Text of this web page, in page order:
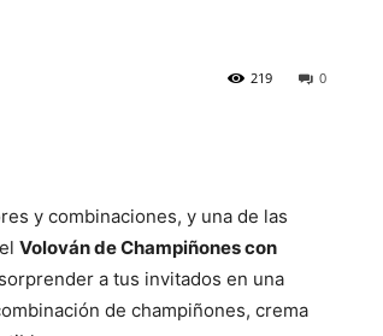
0
219
y combinaciones, y una de las
Volován de Champiñones con
a tus invitados en una
de champiñones, crema